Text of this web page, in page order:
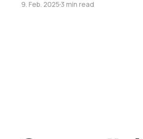
9. Feb. 20253 min read